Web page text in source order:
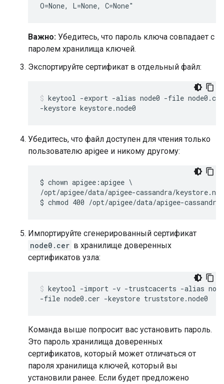
O=None, L=None, C=None"
Важно: Убедитесь, что пароль ключа совпадает с
паролем хранилища ключей.
Экспортируйте сертификат в отдельный файл:
keytool -export -alias node0 -file
-keystore keystore.node0
Убедитесь, что файл доступен для чтения только
пользователю apigee и никому другому:
$ chown apigee:apigee \
/opt/apigee/data/apigee-cassandra/
$ chmod 400 /opt/apigee/data/apigee-
Импортируйте сгенерированный сертификат
node0.cer в хранилище доверенных
сертификатов узла:
keytool -import -v -trustcacerts -alias
-file node0.cer -keystore truststore.node0
Команда выше попросит вас установить пароль.
Это пароль хранилища доверенных
сертификатов, который может отличаться от
пароля хранилища ключей, который вы
установили ранее. Если будет предложено